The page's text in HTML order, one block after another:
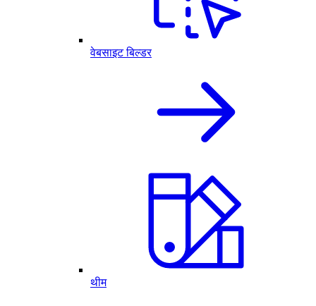
वेबसाइट बिल्डर
थीम